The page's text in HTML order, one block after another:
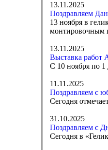
13.11.2025
Поздравляем
13 ноября в
монтировочным
13.11.2025
Выставка работ
С 10 ноября по 1
11.11.2025
Поздравляем с
Сегодня
31.10.2025
Поздравляем с
Сегодня в